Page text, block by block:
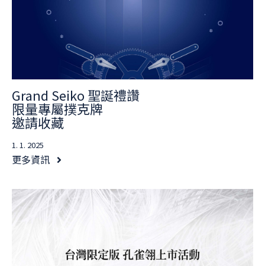
Grand Seiko 聖誕禮讚
限量專屬撲克牌
邀請收藏
1. 1. 2025
更多資訊